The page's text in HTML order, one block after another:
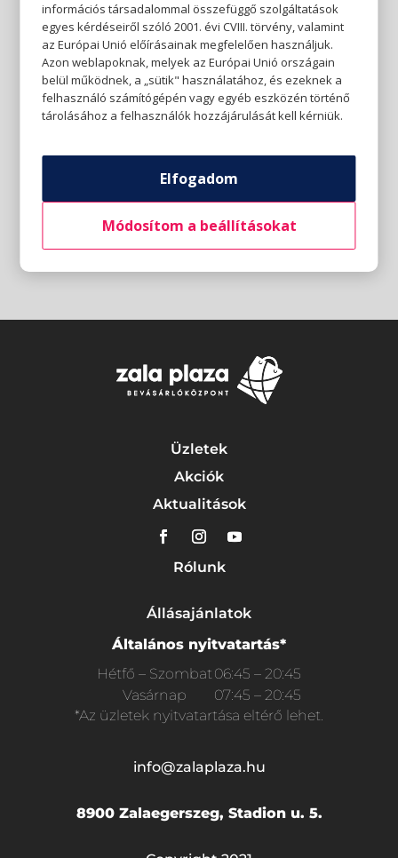
Üzletek
Akciók
Aktualitások
Rólunk
Állásajánlatok
Általános nyitvatartás*
Hétfő – Szombat06:45 – 20:45
Vasárnap
07:45 – 20:45
*Az üzletek nyitvatartása eltérő lehet.
info@zalaplaza.hu
8900 Zalaegerszeg, Stadion u. 5.
információs társadalommal összefüggő szolgáltatások
egyes kérdéseiről szóló 2001. évi CVIII. törvény, valamint
az Európai Unió előírásainak megfelelően használjuk.
Azon weblapoknak, melyek az Európai Unió országain
belül működnek, a „sütik" használatához, és ezeknek a
felhasználó számítógépén vagy egyéb eszközén történő
tárolásához a felhasználók hozzájárulását kell kérniük.
Elfogadom
Módosítom a beállításokat